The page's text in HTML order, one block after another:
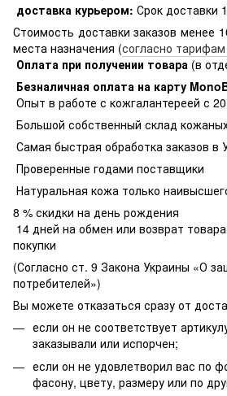
доставка курьером: Срок доставки
Стоимость доставки заказов менее
места назначения (согласно
Оплата при получении товара (в
Безналичная оплата на карту
Опыт в работе с кожгалантереей с
Большой собственный склад
Самая быстрая обработка заказов в
Проверенные годами поставщики
Натуральная кожа только
8 % скидки на день рождения
14 дней на обмен или возврат
покупки
(Согласно ст. 9 Закона Украины «О
потребителей»)
Вы можете отказаться сразу от
если он не соответствует
заказывали или испорчен;
если он не удовлетворил вас по
фасону, цвету, размеру или по